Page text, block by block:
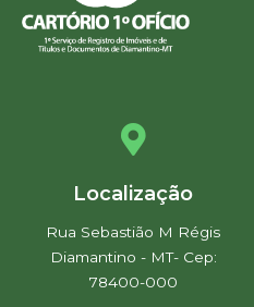
Localização
Rua Sebastião M Régis
Diamantino - MT- Cep:
78400-000